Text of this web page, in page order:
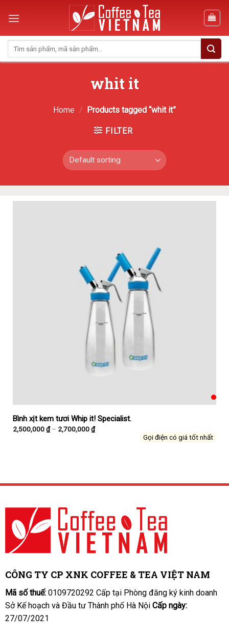
whit it
Home / Products tagged “whit it”
FILTER
Bình xịt kem tươi Whip it! Specialist.
2,500,000₫– 2,700,000₫
Gọi điện có giá tốt nhất
CÔNG TY CP XNK COFFEE & TEA VIỆT NAM
Mã số thuế:0109720292 Cấp tại Phòng đăng ký kinh doanh
Sở Kế hoạch và Đầu tư Thành phố Hà Nội Cấp ngày:
27/07/2021